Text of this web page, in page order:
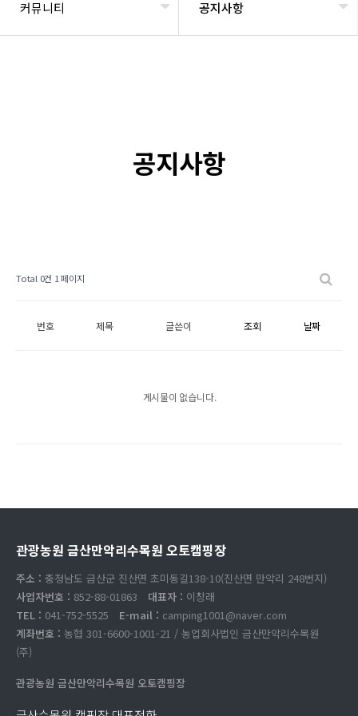
커뮤니티 공지사항
공지사항
Total 0건 1 페이지
번호 제목 글쓴이 조회 날짜
게시물이 없습니다.
관광농원 금산만악리수목원 오토캠핑장
주소 : 충청남도 금산군 진산면 초미동길138-10(진산면 만악리 248번지)
사업자번호 : 852-88-01863 대표자 : 이창래
TEL : 041-752-5525 E-mail : camping1001@naver.com
계좌번호 : 농협 301-6600-1001-21 / 농업회사법인 금산만악리수목원
(주)
관광농원 금산만악리수목원 오토캠핑장